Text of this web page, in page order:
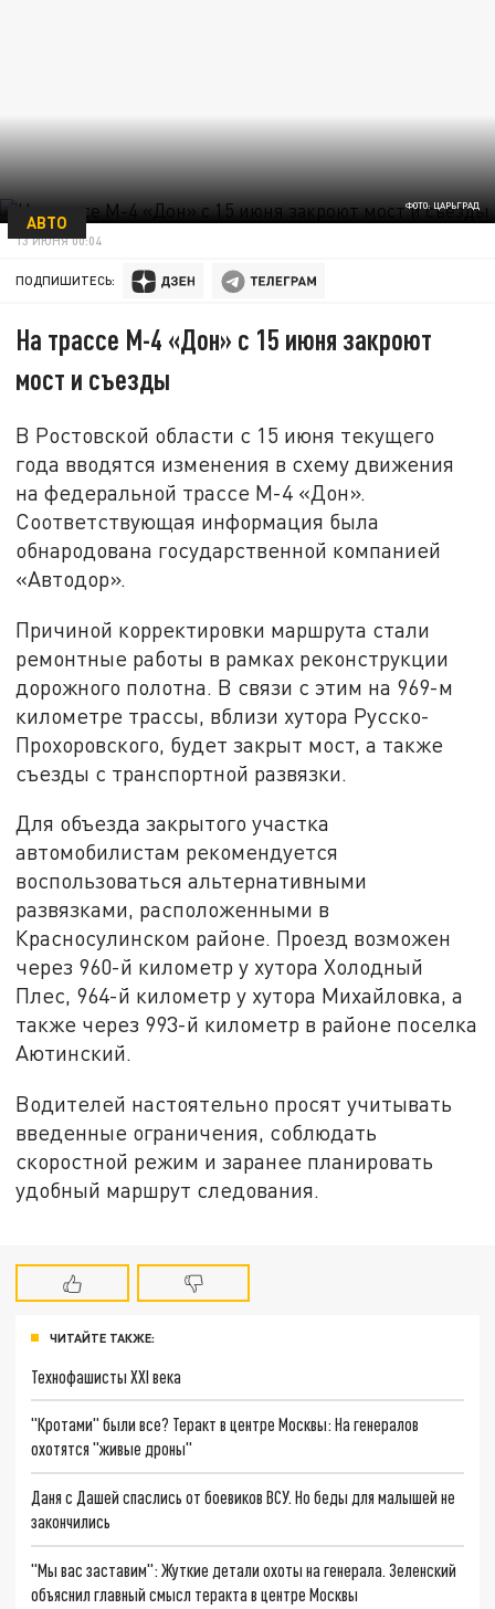
ФОТО: ЦАРЬГРАД
АВТО
13 ИЮНЯ 00:04
ПОДПИШИТЕСЬ:
На трассе М-4 «Дон» с 15 июня закроют
мост и съезды
В Ростовской области с 15 июня текущего
года вводятся изменения в схему движения
на федеральной трассе М-4 «Дон».
Соответствующая информация была
обнародована государственной компанией
«Автодор».
Причиной корректировки маршрута стали
ремонтные работы в рамках реконструкции
дорожного полотна. В связи с этим на 969-м
километре трассы, вблизи хутора Русско-
Прохоровского, будет закрыт мост, а также
съезды с транспортной развязки.
Для объезда закрытого участка
автомобилистам рекомендуется
воспользоваться альтернативными
развязками, расположенными в
Красносулинском районе. Проезд возможен
через 960-й километр у хутора Холодный
Плес, 964-й километр у хутора Михайловка, а
также через 993-й километр в районе поселка
Аютинский.
Водителей настоятельно просят учитывать
введенные ограничения, соблюдать
скоростной режим и заранее планировать
удобный маршрут следования.
ЧИТАЙТЕ ТАКЖЕ:
Технофашисты XXI века
"Кротами" были все? Теракт в центре Москвы: На генералов
охотятся "живые дроны"
Даня с Дашей спаслись от боевиков ВСУ. Но беды для малышей не
закончились
"Мы вас заставим": Жуткие детали охоты на генерала. Зеленский
объяснил главный смысл теракта в центре Москвы